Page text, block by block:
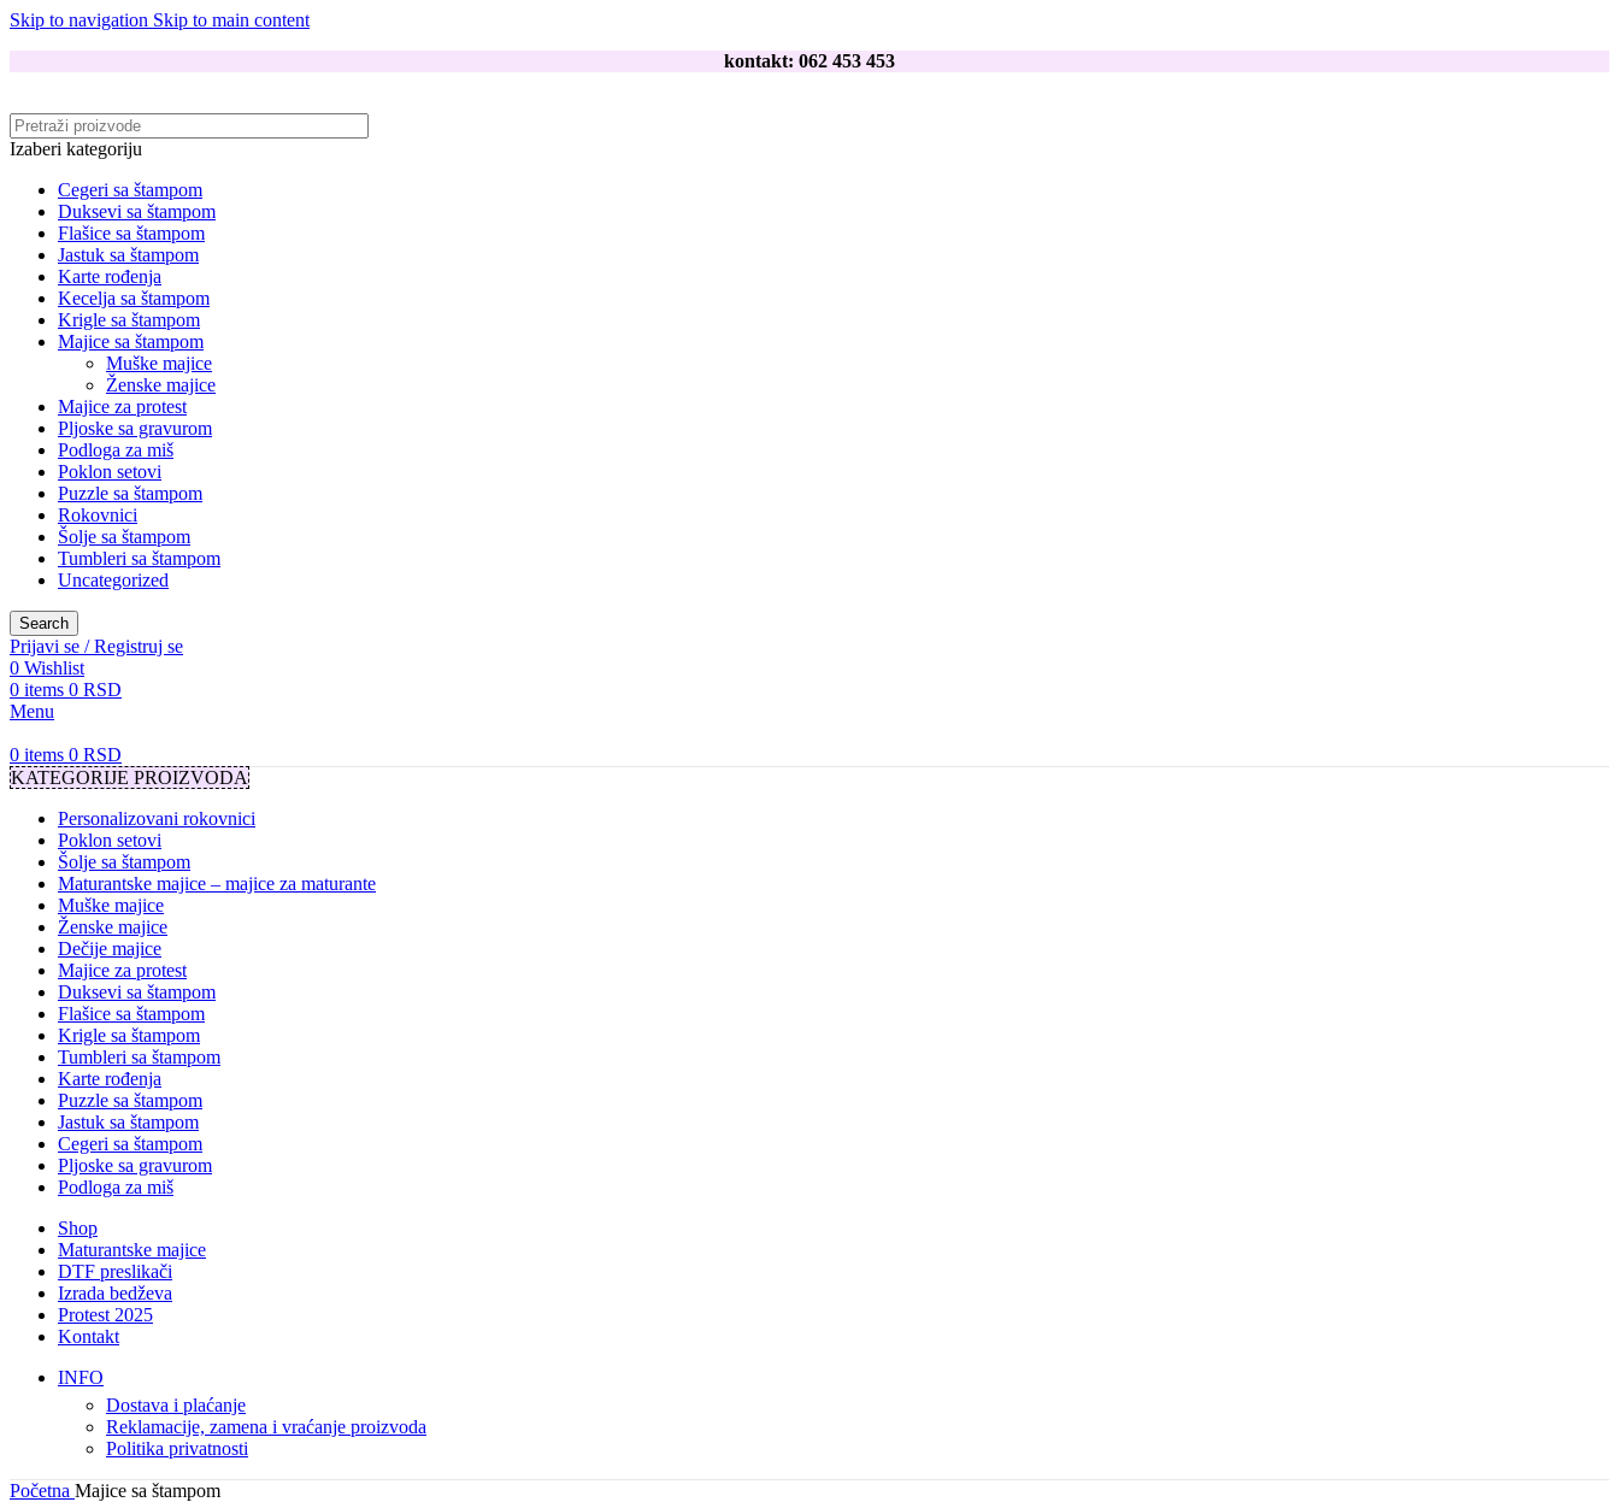
Skip to navigation Skip to main content
kontakt: 062 453 453
Izaberi kategoriju
Cegeri sa štampom
Duksevi sa štampom
Flašice sa štampom
Jastuk sa štampom
Karte rođenja
Kecelja sa štampom
Krigle sa štampom
Majice sa štampom
Muške majice
Ženske majice
Majice za protest
Pljoske sa gravurom
Podloga za miš
Poklon setovi
Puzzle sa štampom
Rokovnici
Šolje sa štampom
Tumbleri sa štampom
Uncategorized
Search
Prijavi se / Registruj se
0 Wishlist
0 items 0 RSD
Menu
0 items 0 RSD
KATEGORIJE PROIZVODA
Personalizovani rokovnici
Poklon setovi
Šolje sa štampom
Maturantske majice – majice za maturante
Muške majice
Ženske majice
Dečije majice
Majice za protest
Duksevi sa štampom
Flašice sa štampom
Krigle sa štampom
Tumbleri sa štampom
Karte rođenja
Puzzle sa štampom
Jastuk sa štampom
Cegeri sa štampom
Pljoske sa gravurom
Podloga za miš
Shop
Maturantske majice
DTF preslikači
Izrada bedževa
Protest 2025
Kontakt
INFO
Dostava i plaćanje
Reklamacije, zamena i vraćanje proizvoda
Politika privatnosti
Početna Majice sa štampom